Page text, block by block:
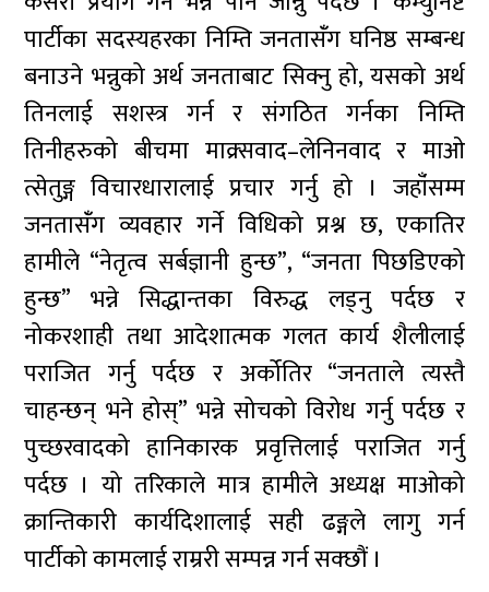
पार्टीका सदस्यहरका निम्ति जनतासंँग घनिष्ठ सम्बन्ध
बनाउने भन्नुको अर्थ जनताबाट सिक्नु हो, यसको अर्थ
तिनलाई सशस्त्र गर्न र संगठित गर्नका निम्ति
तिनीहरुको बीचमा माक्र्सवाद–लेनिनवाद र माओ
त्सेतुङ्ग विचारधारालाई प्रचार गर्नु हो । जहाँंसम्म
जनतासँंग व्यवहार गर्ने विधिको प्रश्न छ, एकातिर
हामीले “नेतृत्व सर्बज्ञानी हुन्छ”, “जनता पिछडिएको
हुन्छ” भन्ने सिद्धान्तका विरुद्ध लड्नु पर्दछ र
नोकरशाही तथा आदेशात्मक गलत कार्य शैलीलाई
पराजित गर्नु पर्दछ र अर्कोतिर “जनताले त्यस्तै
चाहन्छन् भने होस्” भन्ने सोचको विरोध गर्नु पर्दछ र
पुच्छरवादको हानिकारक प्रवृत्तिलाई पराजित गर्नु
पर्दछ । यो तरिकाले मात्र हामीले अध्यक्ष माओको
क्रान्तिकारी कार्यदिशालाई सही ढङ्गले लागु गर्न
पार्टीको कामलाई राम्ररी सम्पन्न गर्न सक्छौं ।